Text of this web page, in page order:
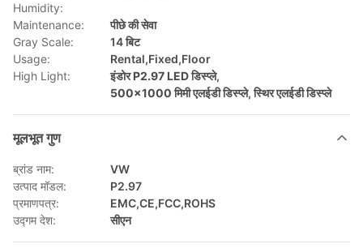
Humidity:
Maintenance:
पीछे की सेवा
Gray Scale:
14 बिट
Usage:
Rental,Fixed,Floor
High Light:
इंडोर P2.97 LED डिस्प्ले,
500×1000 मिमी एलईडी डिस्प्ले,स्थिर एलईडी डिस्प्ले
मूलभूत गुण
ब्रांड नाम:
VW
उत्पाद मॉडल:
P2.97
प्रमाणपत्र:
EMC,CE,FCC,ROHS
उद्गम देश:
सीएन